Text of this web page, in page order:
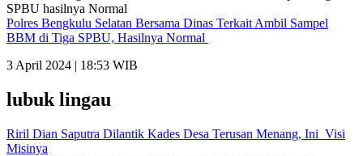
Polres Bengkulu Selatan Bersama Dinas Terkait Ambil Sampel
BBM di Tiga SPBU, Hasilnya Normal
3 April 2024 | 18:53 WIB
lubuk lingau
Riril Dian Saputra Dilantik Kades Desa Terusan Menang, Ini Visi
Misinya